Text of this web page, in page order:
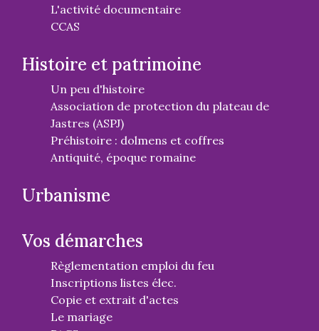
L'activité documentaire
CCAS
Histoire et patrimoine
Un peu d'histoire
Association de protection du plateau de
Jastres (ASPJ)
Préhistoire : dolmens et coffres
Antiquité, époque romaine
Urbanisme
Vos démarches
Règlementation emploi du feu
Inscriptions listes élec.
Copie et extrait d'actes
Le mariage